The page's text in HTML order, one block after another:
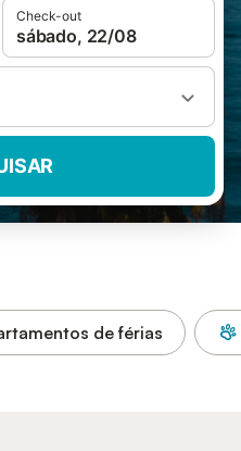
Check-out
sábado, 22/08
de férias